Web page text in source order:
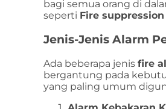
bagi semua orang di
seperti Fire
Jenis-Jenis Alarm
Ada beberapa jenis fire
bergantung pada
yang paling umum